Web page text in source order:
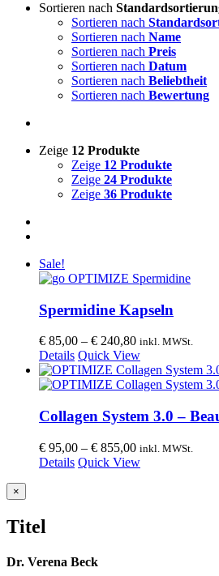
Sortieren nach
Sortieren nach
Sortieren nach Name
Sortieren nach Preis
Sortieren nach Datum
Sortieren nach Beliebtheit
Sortieren nach Bewertung
Zeige 12 Produkte
Zeige 12 Produkte
Zeige 24 Produkte
Zeige 36 Produkte
Sale!
Spermidine Kapseln
€ 85,00 – € 240,80Preisspanne:
€ 85,00
bis
€ 240,80
inkl. MWSt.
Details Quick View
Collagen System 3.0 –
€ 95,00 – € 855,00Preisspanne:
€ 95,00
inkl. MWSt.
Details Quick View
Close
product
view
×
Titel
Dr. Verena Beck